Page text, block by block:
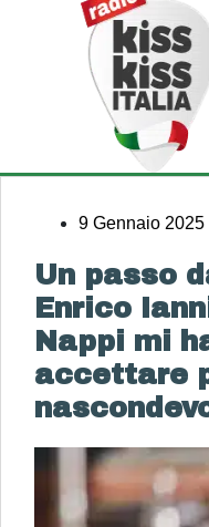
9 Gennaio 2025
Un passo
Enrico
Nappi mi
accettare